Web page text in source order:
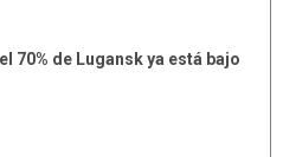
70% de Lugansk ya está bajo